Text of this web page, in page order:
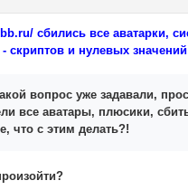
сбились все аватарки,
и нулевых
вопрос уже задавали,
все аватары, плюсики,
что с этим делать?!